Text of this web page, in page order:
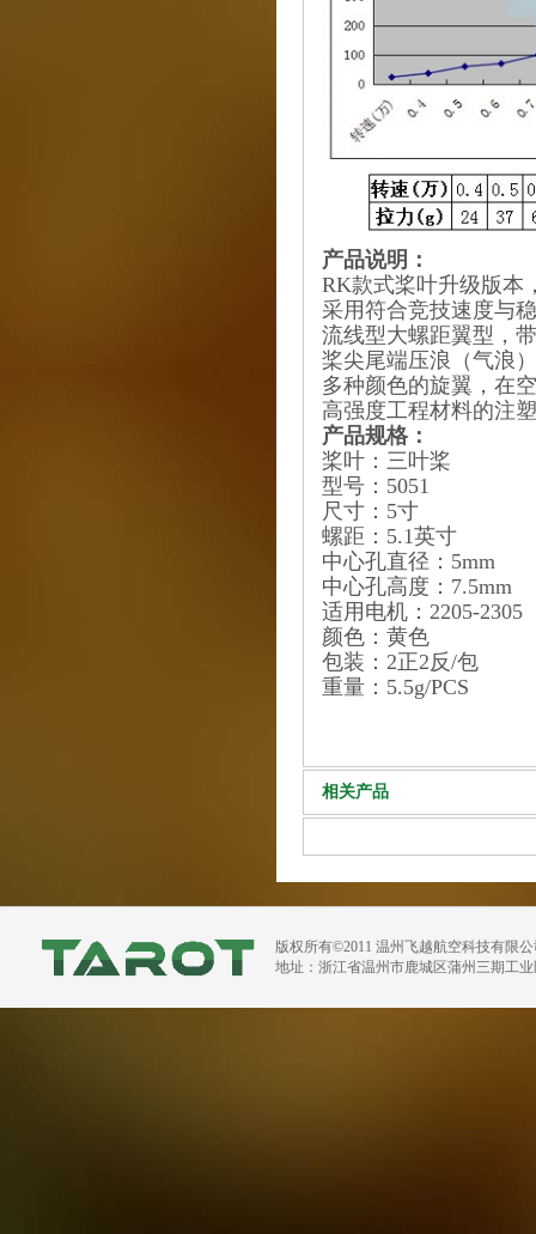
产品说明：
RK款式桨叶升级版本
采用符合竞技速度与
流线型大螺距翼型，
桨尖尾端压浪（气浪
多种颜色的旋翼，在
高强度工程材料的注
产品规格：
桨叶：三叶桨
型号：5051
尺寸：5寸
螺距：5.1英
中心孔直径：
中心孔高度：
适用电机：2205-
颜色：黄色
包装：2正2反/包
重量：5.5g/PCS
相关产品
版权所有©2011 温州飞越航空科技有限
地址：浙江省温州市鹿城区蒲州三期工业